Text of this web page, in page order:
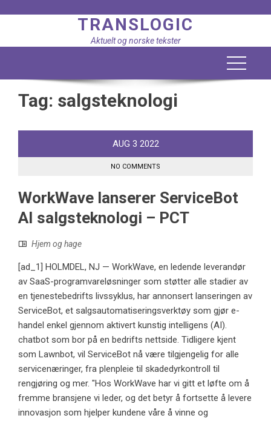
TRANSLOGIC
Aktuelt og norske tekster
Tag: salgsteknologi
AUG 3 2022
NO COMMENTS
WorkWave lanserer ServiceBot
AI salgsteknologi – PCT
Hjem og hage
[ad_1] HOLMDEL, NJ — WorkWave, en ledende leverandør
av SaaS-programvareløsninger som støtter alle stadier av
en tjenestebedrifts livssyklus, har annonsert lanseringen av
ServiceBot, et salgsautomatiseringsverktøy som gjør e-
handel enkel gjennom aktivert kunstig intelligens (AI).
chatbot som bor på en bedrifts nettside. Tidligere kjent
som Lawnbot, vil ServiceBot nå være tilgjengelig for alle
servicenæringer, fra plenpleie til skadedyrkontroll til
rengjøring og mer. "Hos WorkWave har vi gitt et løfte om å
fremme bransjene vi leder, og det betyr å fortsette å levere
innovasjon som hjelper kundene våre å vinne og